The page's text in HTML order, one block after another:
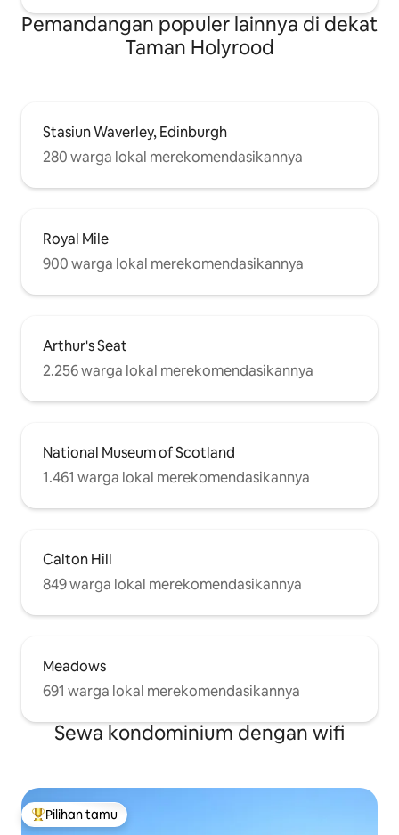
Pemandangan populer lainnya di dekat
Taman Holyrood
Stasiun Waverley, Edinburgh
280 warga lokal merekomendasikannya
Royal Mile
900 warga lokal merekomendasikannya
Arthur's Seat
2.256 warga lokal merekomendasikannya
National Museum of Scotland
1.461 warga lokal merekomendasikannya
Calton Hill
849 warga lokal merekomendasikannya
Meadows
691 warga lokal merekomendasikannya
Sewa kondominium dengan wifi
Pilihan tamu terpopuler
Pilihan tamu